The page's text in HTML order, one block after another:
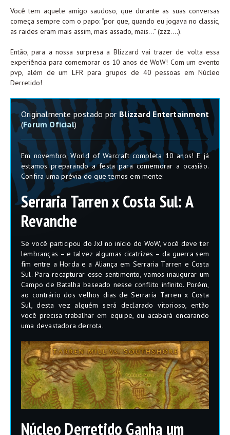
Você tem aquele amigo saudoso, que durante as suas conversas
começa sempre com o papo: “por que, quando eu jogava no classic,
as raides eram mais assim, mais assado, mais…” (zzz….).
Então, para a nossa surpresa a Blizzard vai trazer de volta essa
experiência para comemorar os 10 anos de WoW! Com um evento
pvp, além de um LFR para grupos de 40 pessoas em Núcleo
Derretido!
Originalmente postado por Blizzard Entertainment
(Forum Oficial)
Em novembro, World of Warcraft completa 10 anos! E já
estamos preparando a festa para comemorar a ocasião.
Confira uma prévia do que temos em mente:
Serraria Tarren x Costa Sul: A
Revanche
Se você participou do JxJ no início do WoW, você deve ter
lembranças – e talvez algumas cicatrizes – da guerra sem
fim entre a Horda e a Aliança em Serraria Tarren e Costa
Sul. Para recapturar esse sentimento, vamos inaugurar um
Campo de Batalha baseado nesse conflito infinito. Porém,
ao contrário dos velhos dias de Serraria Tarren x Costa
Sul, desta vez alguém será declarado vitorioso, então
você precisa trabalhar em equipe, ou acabará encarando
uma devastadora derrota.
Núcleo Derretido Ganha um